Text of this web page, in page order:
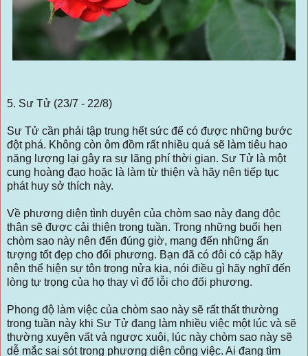
5. Sư Tử (23/7 - 22/8)
Sư Tử cần phải tập trung hết sức để có được những bước
đột phá. Không còn ôm đồm rất nhiều quá sẽ làm tiêu hao
năng lượng lại gây ra sự lãng phí thời gian. Sư Tử là một
cung hoàng đạo hoặc là làm từ thiện và hãy nên tiếp tục
phát huy sở thích này.
Về phương diện tình duyên của chòm sao này đang độc
thân sẽ được cải thiện trong tuần. Trong những buổi hẹn
chòm sao này nên đến đúng giờ, mang đến những ấn
tượng tốt đẹp cho đối phương. Bạn đã có đôi có cặp hãy
nên thể hiện sự tôn trọng nửa kia, nói điều gì hãy nghĩ đến
lòng tự trọng của họ thay vì đổ lỗi cho đối phương.
Phong độ làm việc của chòm sao này sẽ rất thất thường
trong tuần này khi Sư Tử đang làm nhiều việc một lúc và sẽ
thường xuyên vất vả ngược xuôi, lúc này chòm sao này sẽ
dễ mắc sai sót trong phương diện công việc. Ai đang tìm